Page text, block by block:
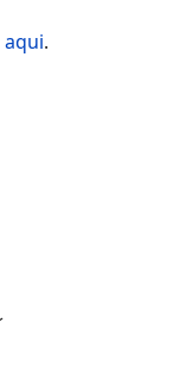
aqui.